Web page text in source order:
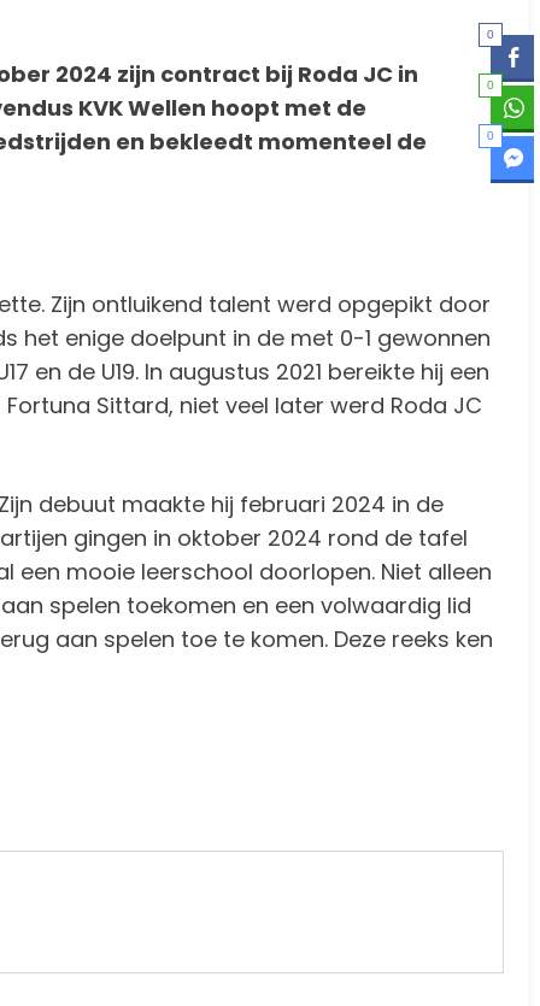
2024 zijn contract bij Roda JC in
KVK Wellen hoopt met de
en bekleedt momenteel de
Zijn ontluikend talent werd opgepikt door
het enige doelpunt in de met 0-1 gewonnen
en de U19. In augustus 2021 bereikte hij een
Sittard, niet veel later werd Roda JC
debuut maakte hij februari 2024 in de
gingen in oktober 2024 rond de tafel
een mooie leerschool doorlopen. Niet alleen
spelen toekomen en een volwaardig lid
aan spelen toe te komen. Deze reeks ken
0
0
0